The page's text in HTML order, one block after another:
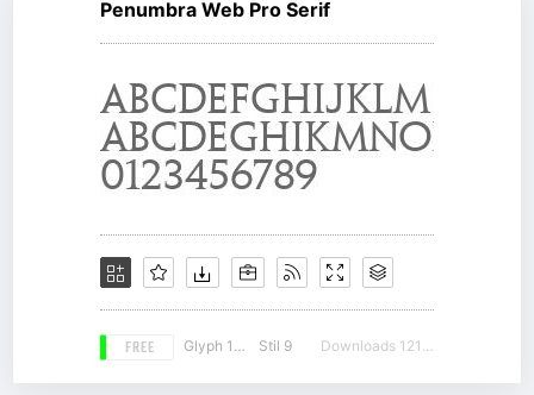
Penumbra Web Pro Serif
FREE Glyph 178 Stil 9 Downloads 12156